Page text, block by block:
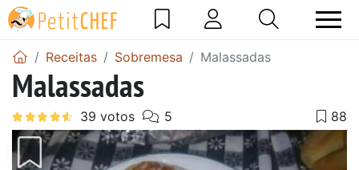
Receitas Sobremesa Malassadas
Malassadas